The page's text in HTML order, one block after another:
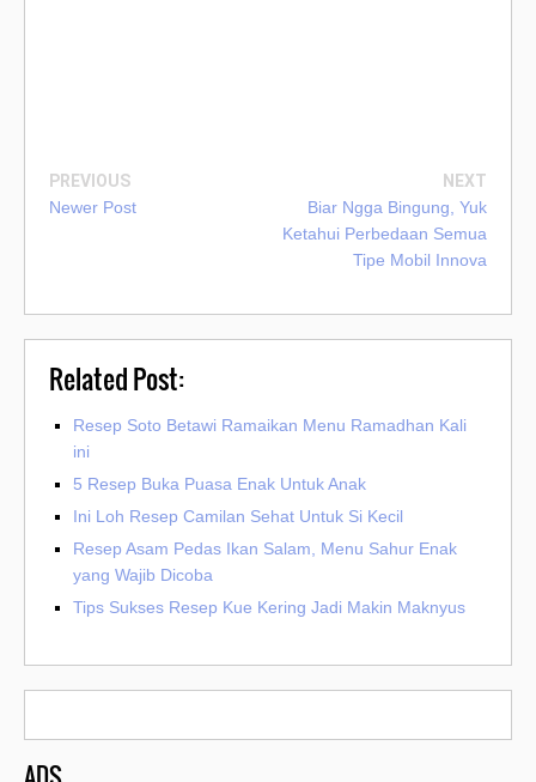
PREVIOUS
Newer Post
NEXT
Biar Ngga Bingung, Yuk
Ketahui Perbedaan Semua
Tipe Mobil Innova
Related Post:
Resep Soto Betawi Ramaikan Menu Ramadhan Kali
ini
5 Resep Buka Puasa Enak Untuk Anak
Ini Loh Resep Camilan Sehat Untuk Si Kecil
Resep Asam Pedas Ikan Salam, Menu Sahur Enak
yang Wajib Dicoba
Tips Sukses Resep Kue Kering Jadi Makin Maknyus